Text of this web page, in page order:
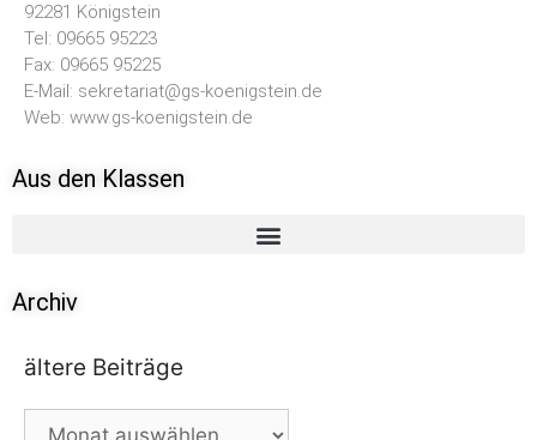
92281 Königstein
Tel: 09665 95223
Fax: 09665 95225
E-Mail: sekretariat@gs-koenigstein.de
Web: www.gs-koenigstein.de
Aus den Klassen
Archiv
ältere Beiträge